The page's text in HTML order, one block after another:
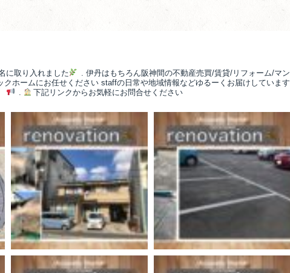
に取り入れました . 伊丹はもちろん阪神間の不動産売買/賃貸/リフォーム/マン
クホームにお任せくださいstaffの日常や地域情報などゆるーくお届けしています
.
下記リンクからお気軽にお問合せください